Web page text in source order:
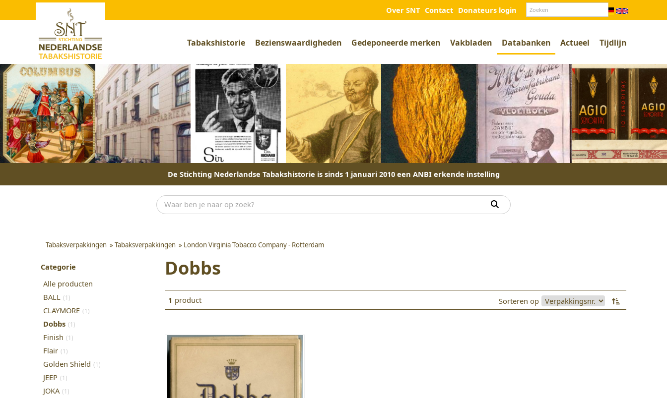
Over SNT Contact Donateurs login
Tabakshistorie Bezienswaardigheden Gedeponeerde merken Vakbladen Databanken Actueel Tijdlijn
De Stichting Nederlandse Tabakshistorie is sinds 1 januari 2010 een ANBI erkende instelling
Tabaksverpakkingen » Tabaksverpakkingen » London Virginia Tobacco Company - Rotterdam
Categorie
Alle producten
BALL (1)
CLAYMORE (1)
Dobbs (1)
Finish (1)
Flair (1)
Golden Shield (1)
JEEP (1)
JOKA (1)
Dobbs
1 product Sorteren op